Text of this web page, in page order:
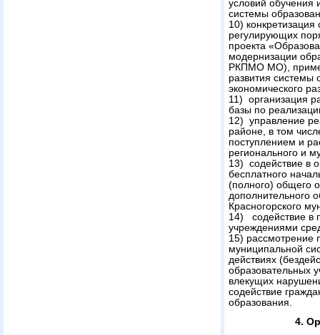
условий обучения
системы
10)
регулирующих
проекта
модернизации
РКПМО МО),
развития системы
экономического
11) организация
базы по
12) управление
районе, в том
поступлением и
регионального и
13) содействие в
бесплатного
(полного) общего
дополнительного
Красногорского
14) содействие в
учреждениями
15) рассмотрение
муниципальной
действиях
образовательных
влекущих
содействие
образования.
4.